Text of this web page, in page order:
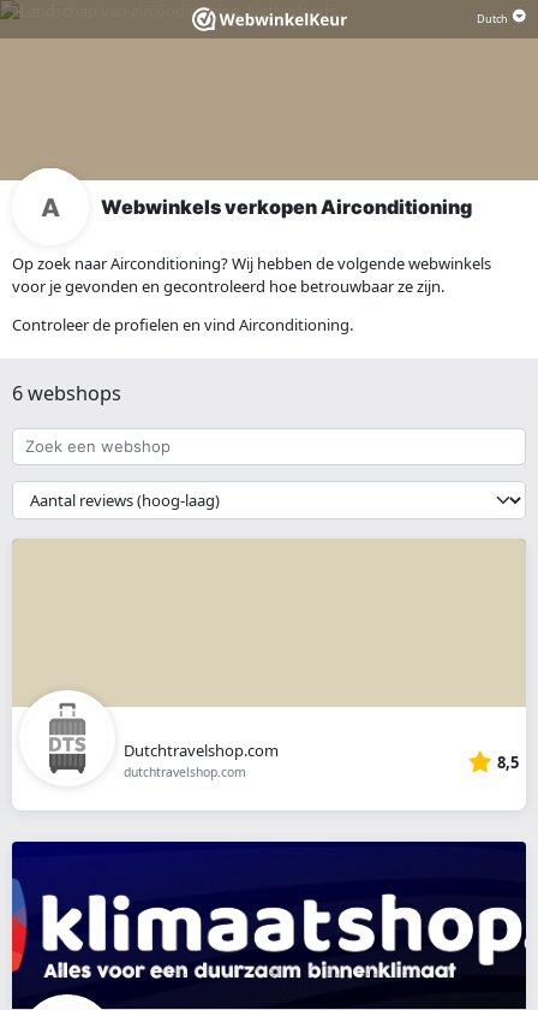
Webwinkels verkopen Airconditioning
Op zoek naar Airconditioning? Wij hebben de volgende webwinkels
voor je gevonden en gecontroleerd hoe betrouwbaar ze zijn.
Controleer de profielen en vind Airconditioning.
6 webshops
Zoek
een
webshop
{{
__('Sort')
}}
Dutchtravelshop.com
dutchtravelshop.com 8,5